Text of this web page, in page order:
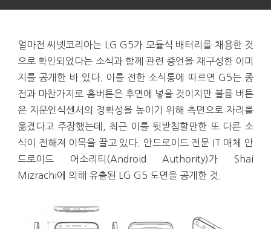
얼마전 씨넷코리아는 LG G5가 모듈식 배터리를 채용한 것
으로 확인되었다는 소식과 함께 관련 증언을 재구성한 이미
지를 공개한 바 있다. 이를 전한 소식통에 따르면 G5는 종
전과 마찬가지로 홈버튼은 후면에 넣을 것이지만 볼륨 버튼
은 지문인식센서의 정확성을 높이기 위해 측면으로 자리를
옮겼다고 주장했는데, 최근 이를 뒷받침할만한 또 다른 소
식이 전해져 이목을 끌고 있다. 안드로이드 전문 IT 매체 안
드로이드 어소리티(Android Authority)가 Shai
Mizrachi에 의해 유출된 LG G5 도면을 공개한 것.